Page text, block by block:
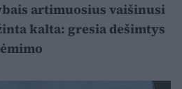
artimuosius vaišinusi
kalta: gresia dešimtys